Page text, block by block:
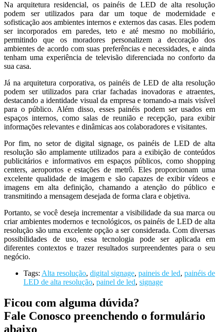
Na arquitetura residencial, os painéis de LED de alta resolução
podem ser utilizados para dar um toque de modernidade e
sofisticação aos ambientes internos e externos das casas. Eles podem
ser incorporados em paredes, teto e até mesmo no mobiliário,
permitindo que os moradores personalizem a decoração dos
ambientes de acordo com suas preferências e necessidades, e ainda
tenham uma experiência de televisão diferenciada no conforto da
sua casa.
Já na arquitetura corporativa, os painéis de LED de alta resolução
podem ser utilizados para criar fachadas inovadoras e atraentes,
destacando a identidade visual da empresa e tornando-a mais visível
para o público. Além disso, esses painéis podem ser usados em
espaços internos, como salas de reunião e recepção, para exibir
informações relevantes e dinâmicas aos colaboradores e visitantes.
Por fim, no setor de digital signage, os painéis de LED de alta
resolução são amplamente utilizados para a exibição de conteúdos
publicitários e informativos em espaços públicos, como shopping
centers, aeroportos e estações de metrô. Eles proporcionam uma
excelente qualidade de imagem e são capazes de exibir vídeos e
imagens em alta definição, chamando a atenção do público e
transmitindo a mensagem desejada de forma clara e objetiva.
Portanto, se você deseja incrementar a visibilidade da sua marca ou
criar ambientes modernos e tecnológicos, os painéis de LED de alta
resolução são uma excelente opção a ser considerada. Com diversas
possibilidades de uso, essa tecnologia pode ser aplicada em
diferentes contextos e trazer resultados surpreendentes para o seu
negócio.
Tags: Alta resolução, digital signage, paineis de led, painéis de
LED de alta resolução, painel de led, signage
Ficou com alguma dúvida?
Fale Conosco preenchendo o formulário
abaixo